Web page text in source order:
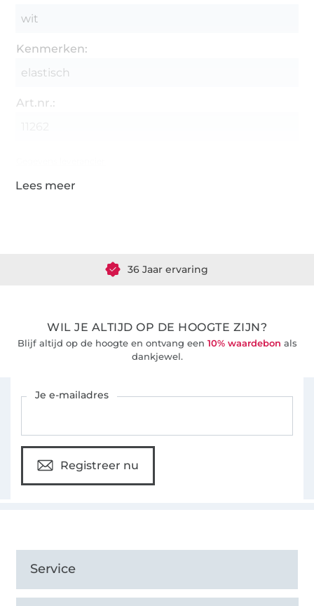
wit
Kenmerken:
elastisch
Art.nr.:
36 Jaar ervaring
WIL JE ALTIJD OP DE HOOGTE ZIJN?
Blijf altijd op de hoogte en ontvang een 10% waardebon als
dankjewel.
Je e-mailadres
Registreer nu
Service